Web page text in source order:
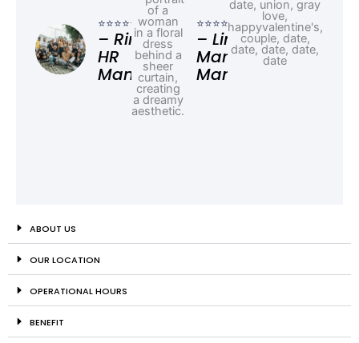
⭐⭐⭐⭐⭐
– Rina,
HR
Manager
⭐⭐⭐⭐⭐
– Linda,
Marketing
Manager
ABOUT US
OUR LOCATION
OPERATIONAL HOURS
BENEFIT